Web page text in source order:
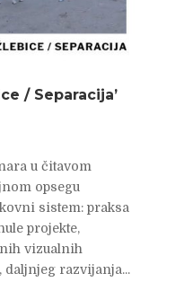
/ Separacija’
u čitavom
opsegu
sistem: praksa
projekte,
vizualnih
razvijanja...